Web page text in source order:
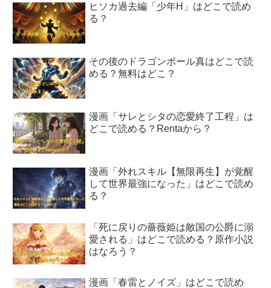
ヒソカ過去編「少年H」はどこで読め
る？
その後のドラゴンボール真はどこで読
める？無料はどこ？
漫画「サレとシタの恋愛終了工程」は
どこで読める？Rentaから？
漫画「外れスキル【無限再生】が覚醒
して世界最強になった」はどこで読め
る？
「死に戻りの薔薇姫は敵国の公爵に溺
愛される」はどこで読める？原作小説
はなろう？
漫画「春雷とノイズ」はどこで読め